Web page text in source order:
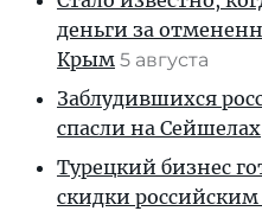
деньги за
Крым 5 августа
Заблудившихся
спасли на Сейшелах
Турецкий бизнес
скидки